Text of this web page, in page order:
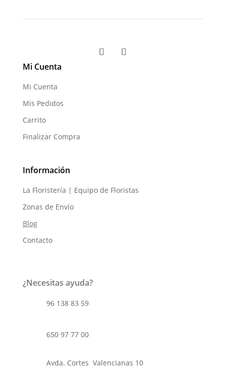
Mi Cuenta
Mi Cuenta
Mis Pedidos
Carrito
Finalizar Compra
Información
La Floristería | Equipo de Floristas
Zonas de Envío
Blog
Contacto
¿Necesitas ayuda?
96 138 83 59
650 97 77 00
Avda. Cortes Valencianas 10